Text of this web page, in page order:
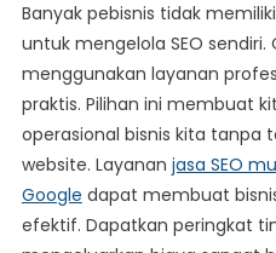
Banyak pebisnis tidak
untuk mengelola SEO sendiri.
menggunakan layanan
praktis. Pilihan ini membuat
operasional bisnis kita tanpa
website. Layanan jasa SEO
Google dapat membuat
efektif. Dapatkan peringkat